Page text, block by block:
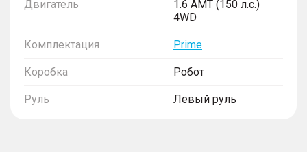
Двигатель
1.6 AMT (150 л.с.)
4WD
Комплектация Prime
Коробка Робот
Руль Левый руль